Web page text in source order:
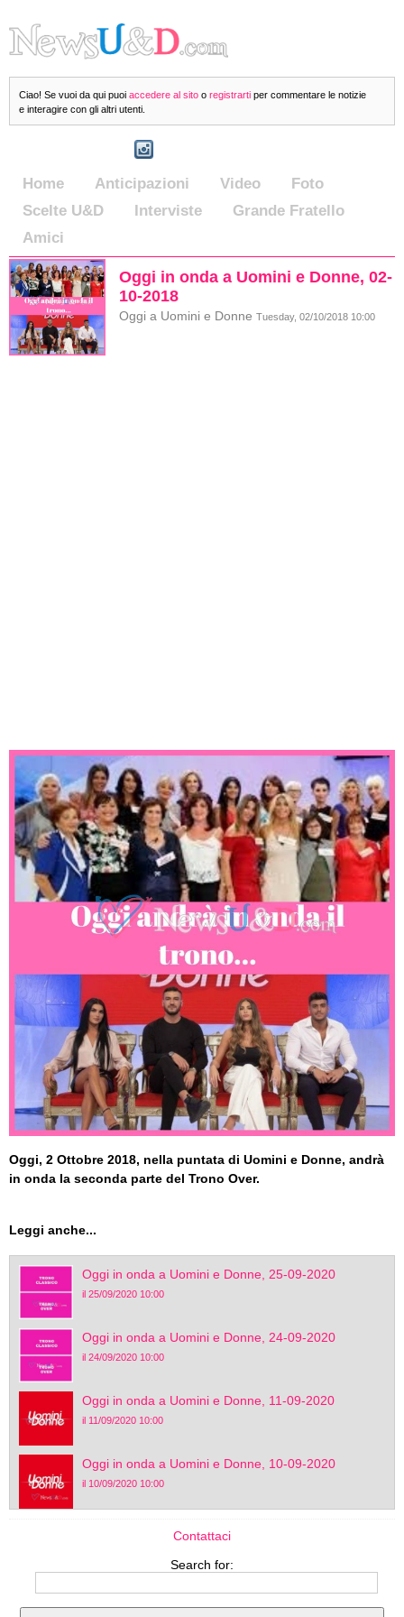
Ciao! Se vuoi da qui puoi accedere al sito o registrarti per commentare le notizie
e interagire con gli altri utenti.
Home Anticipazioni Video
Foto
Scelte U&D
Interviste
Grande Fratello
Amici
Oggi in onda a Uomini e Donne, 02-
10-2018
Oggi a Uomini e Donne Tuesday, 02/10/2018 10:00
Oggi, 2 Ottobre 2018, nella puntata di Uomini e Donne, andrà
in onda la seconda parte del Trono Over.
Leggi anche...
Oggi in onda a Uomini e Donne, 25-09-2020
il 25/09/2020 10:00
Oggi in onda a Uomini e Donne, 24-09-2020
il 24/09/2020 10:00
Oggi in onda a Uomini e Donne, 11-09-2020
il 11/09/2020 10:00
Oggi in onda a Uomini e Donne, 10-09-2020
il 10/09/2020 10:00
Contattaci
Search for: